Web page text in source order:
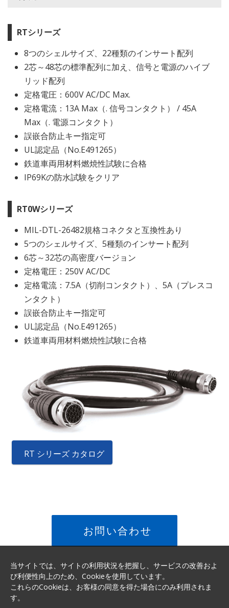
RTシリーズ
8つのシェルサイズ、22種類のインサート配列
2芯～48芯の標準配列に加え、信号と電源のハイブ
リッド配列
定格電圧：600V AC/DC Max.
定格電流：13A Max（. 信号コンタクト） / 45A
Max（. 電源コンタクト）
誤嵌合防止キー指定可
UL認定品（No.E491265）
鉄道車両用材料燃焼性試験に合格
IP69Kの防水試験をクリア
RT0Wシリーズ
MIL-DTL-26482規格コネクタと互換性あり
5つのシェルサイズ、5種類のインサート配列
6芯～32芯の高密度バージョン
定格電圧：250V AC/DC
定格電流：7.5A（切削コンタクト）、5A（プレスコ
ンタクト）
誤嵌合防止キー指定可
UL認定品（No.E491265）
鉄道車両用材料燃焼性試験に合格
RT シリーズ カタログ
お問い合わせ
当サイトでは、サイトの利用状況を把握し、サービスの改善およ
び利便性向上のため、Cookieを使用しています。
これらのCookieは、お客様の同意を得た場合にのみ利用されま
す。